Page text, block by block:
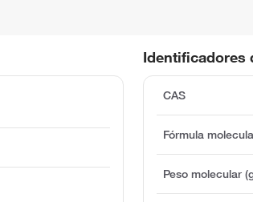
Identificadores
CAS
Fórmula
Peso molecular